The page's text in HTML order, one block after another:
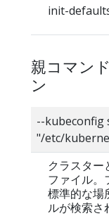
init-
親コマン
ン
--
"/etc/
クラスタ
ファイル。
標準的な場
ルが検索さ